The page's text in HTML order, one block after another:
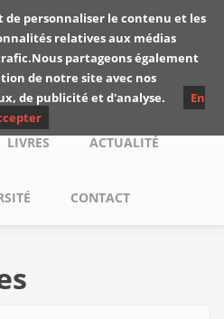
de
LIVRES ACTUALITÉ
CONTACT
de personnaliser le contenu et les
relatives aux médias
partageons également
de notre site avec nos
de publicité et d'analyse.
En